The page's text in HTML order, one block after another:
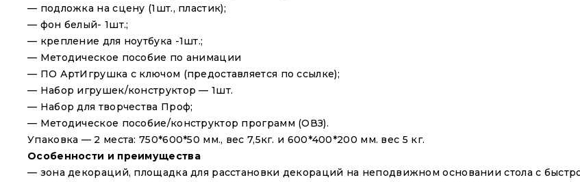
— подложка на сцену (1шт., пластик);
— фон белый- 1шт.;
— крепление для ноутбука -1шт.;
— Методическое пособие по анимации
— ПО АртИгрушка с ключом (предоставляется по ссылке);
— Набор игрушек/конструктор — 1шт.
— Набор для творчества Проф;
— Методическое пособие/конструктор программ (ОВЗ).
Упаковка — 2 места: 750*600*50 мм., вес 7,5кг. и 600*400*200 мм. вес 5 кг.
Особенности и преимущества
— зона декораций, площадка для расстановки декораций на неподвижном основании стола с